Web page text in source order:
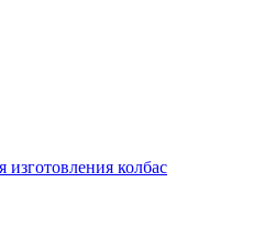
изготовления колбас